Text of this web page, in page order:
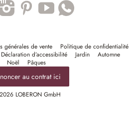
générales de vente
Politique de confidentialité
Déclaration d’accessibilité Jardin
Automne
Noël
Pâques
au contrat ici
LOBERON GmbH